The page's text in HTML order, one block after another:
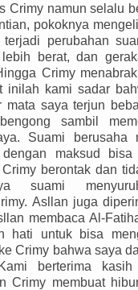
Crimy namun selalu
pokoknya
perubahan
berat, dan
Crimy
inilah kami sadar
mata saya terjun
sambil
Suami berusaha
maksud bisa
berontak dan
suami
Asllan juga
membaca Al-
hati untuk bisa
Crimy bahwa saya
berterima kasih
Crimy membuat